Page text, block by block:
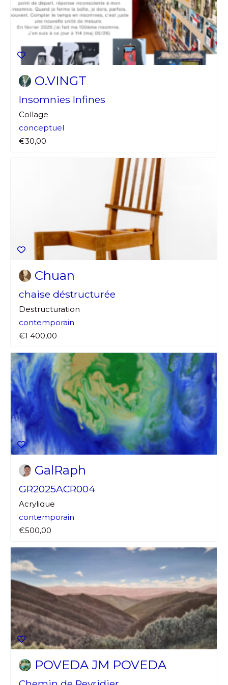
Adresse email*
Nom
Prénom
Statut / Organisation
Adresse email*
Nom
O.VINGT
Insomnies Infines
Collage
conceptuel
€30,00
Chuan
chaise déstructurée
Destructuration
contemporain
€1 400,00
GalRaph
GR2025ACR004
Acrylique
contemporain
€500,00
POVEDA JM POVEDA